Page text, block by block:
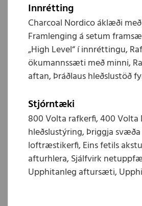
Innrétting
Charcoal Nordico áklæði
Framlenging á setum
„High Level“ í innréttingu,
ökumannssæti með minni,
aftan, Þráðlaus hleðslustöð
Stjórntæki
800 Volta rafkerfi, 400 Volta
hleðslustýring, Þriggja
loftræstikerfi, Eins fetils
afturhlera, Sjálfvirk
Upphitanleg aftursæti,